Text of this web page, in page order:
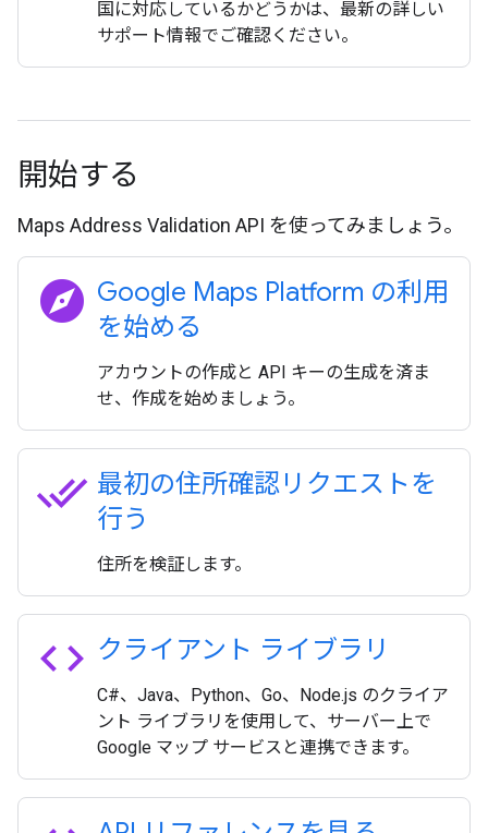
国に対応しているかどうかは、最新の詳しい
サポート情報でご確認ください。
開始する
Maps Address Validation API を使ってみましょう。
explore Google Maps Platform の利用
を始める
アカウントの作成と API キーの生成を済ま
せ、作成を始めましょう。
done_all 最初の住所確認リクエストを
行う
住所を検証します。
code クライアント ライブラリ
C#、Java、Python、Go、Node.js のクライア
ント ライブラリを使用して、サーバー上で
Google マップ サービスと連携できます。